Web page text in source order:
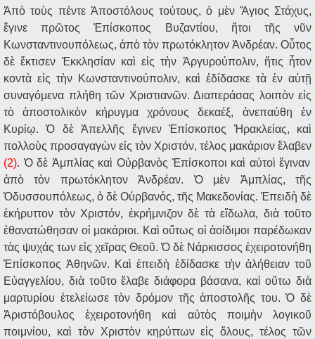
Ἀπὸ τοὺς πέντε Ἀποστόλους τούτους, ὁ μὲν Ἅγιος Στάχυς,
ἔγινε πρῶτος Ἐπίσκοπος Βυζαντίου, ἤτοι τῆς νῦν
Κωνσταντινουπόλεως, ἀπὸ τὸν πρωτόκλητον Ἀνδρέαν. Οὗτος
δὲ ἔκτισεν Ἐκκλησίαν καὶ εἰς τὴν Ἀργυρούπολιν, ἥτις ἦτον
κοντὰ εἰς τὴν Κωνσταντινούπολιν, καὶ ἐδίδασκε τὰ ἐν αὐτῇ
συναγόμενα πλήθη τῶν Χριστιανῶν. Διαπεράσας λοιπὸν εἰς
τὸ ἀποστολικὸν κήρυγμα χρόνους δεκαέξ, ἀνεπαύθη ἐν
Κυρίῳ. Ὁ δὲ Ἀπελλῆς ἔγινεν Ἐπίσκοπος Ἡρακλείας, καὶ
πολλοὺς προσαγαγὼν εἰς τὸν Χριστόν, τέλος μακάριον ἔλαβεν
(2). Ὁ δὲ Ἀμπλίας καὶ Οὐρβανὸς Ἐπίσκοποι καὶ αὐτοὶ ἔγιναν
ἀπὸ τὸν πρωτόκλητον Ἀνδρέαν. Ὁ μὲν Ἀμπλίας, τῆς
Ὀδυσσουπόλεως, ὁ δὲ Οὐρβανός, τῆς Μακεδονίας. Ἐπειδὴ δὲ
ἐκήρυττον τὸν Χριστόν, ἐκρήμνιζον δὲ τὰ εἴδωλα, διὰ τοῦτο
ἐθανατώθησαν οἱ μακάριοι. Καὶ οὕτως οἱ ἀοίδιμοι παρέδωκαν
τὰς ψυχάς των εἰς χεῖρας Θεοῦ. Ὁ δὲ Νάρκισσος ἐχειροτονήθη
Ἐπίσκοπος Ἀθηνῶν. Καὶ ἐπειδὴ ἐδίδασκε τὴν ἀλήθειαν τοῦ
Εὐαγγελίου, διὰ τοῦτο ἔλαβε διάφορα βάσανα, καὶ οὕτω διὰ
μαρτυρίου ἐτελείωσε τὸν δρόμον τῆς ἀποστολῆς του. Ὁ δὲ
Ἀριστόβουλος ἐχειροτονήθη καὶ αὐτὸς ποιμὴν λογικοῦ
ποιμνίου, καὶ τὸν Χριστὸν κηρύττων εἰς ὅλους, τέλος τῶν